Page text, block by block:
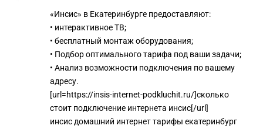
«Инсис» в Екатеринбурге предоставляют:
• интерактивное ТВ;
• бесплатный монтаж оборудования;
• Подбор оптимального тарифа под ваши задачи;
• Анализ возможности подключения по вашему
адресу.
[url=https://insis-internet-podkluchit.ru/]сколько
стоит подключение интернета инсис[/url]
инсис домашний интернет тарифы екатеринбург